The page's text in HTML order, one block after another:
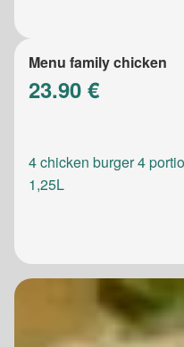
Menu family chicken
23.90 €
4 chicken burger 4
1,25L